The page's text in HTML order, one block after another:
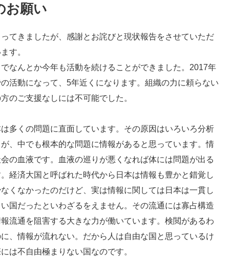
お願い
てきましたが、感謝とお詫びと現状報告をさせていただ
す。
なんとか今年も活動を続けることができました。2017年
活動になって、5年近くになります。組織の力に頼らない
のご支援なしには不可能でした。
多くの問題に直面しています。その原因はいろいろ分析
、中でも根本的な問題に情報があると思っています。情
の血液です。血液の巡りが悪くなれば体には問題が出る
経済大国と呼ばれた時代から日本は情報も豊かと錯覚し
くなかったのだけど、実は情報に関しては日本は一貫し
国だったといわざるをえません。その流通には寡占構造
流通を阻害する大きな力が働いています。検閲があるわ
、情報が流れない。だから人は自由な国と思っているけ
は不自由極まりない国なのです。